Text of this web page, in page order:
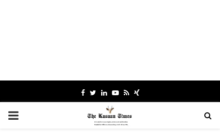
Facebook
TwitterLinkedinYoutube
RssXing
PRIMARY